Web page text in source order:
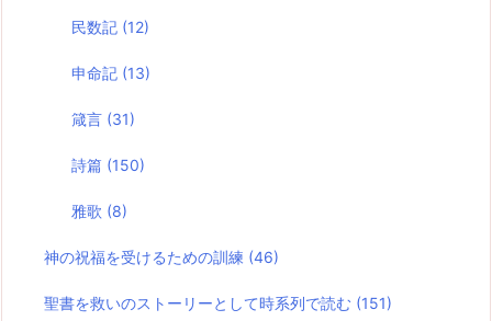
民数記 (12)
申命記 (13)
箴言 (31)
詩篇 (150)
雅歌 (8)
神の祝福を受けるための訓練 (46)
聖書を救いのストーリーとして時系列で読む (151)